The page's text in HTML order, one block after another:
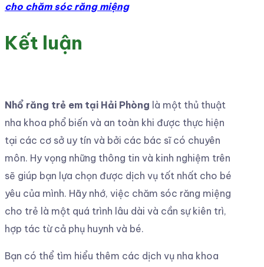
cho chăm sóc răng miệng
Kết luận
Nhổ răng trẻ em tại Hải Phòng là một thủ thuật
nha khoa phổ biến và an toàn khi được thực hiện
tại các cơ sở uy tín và bởi các bác sĩ có chuyên
môn. Hy vọng những thông tin và kinh nghiệm trên
sẽ giúp bạn lựa chọn được dịch vụ tốt nhất cho bé
yêu của mình. Hãy nhớ, việc chăm sóc răng miệng
cho trẻ là một quá trình lâu dài và cần sự kiên trì,
hợp tác từ cả phụ huynh và bé.
Bạn có thể tìm hiểu thêm các dịch vụ nha khoa